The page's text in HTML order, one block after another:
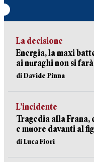
La decisione
Energia, la maxi
ai nuraghi non si
di Davide Pinna
L’incidente
Tragedia alla
e muore davanti al
di Luca Fiori